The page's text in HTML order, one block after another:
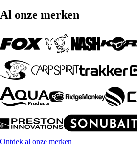
Al onze merken
Ontdek al onze merken